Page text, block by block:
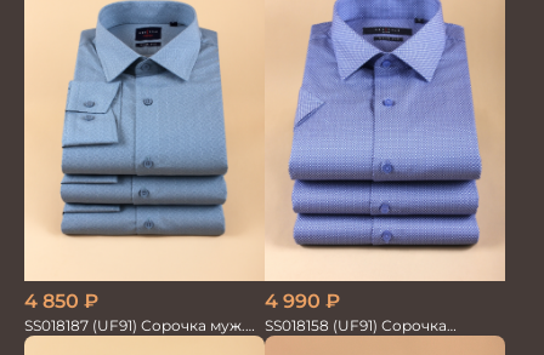
4 850 ₽
SS018187 (UF91) Сорочка муж.
GROSTYLE TRENDY
4 990 ₽
SS018158 (UF91) Сорочка
мужская GROSTYLE PRIME